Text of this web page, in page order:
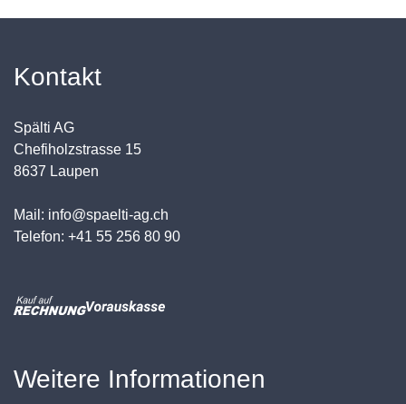
Kontakt
Spälti AG
Chefiholzstrasse 15
8637 Laupen
Mail: info@spaelti-ag.ch
Telefon: +41 55 256 80 90
Weitere Informationen